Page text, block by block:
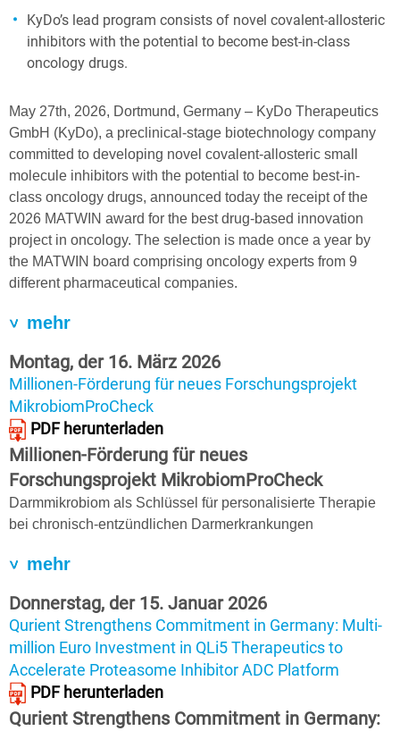
KyDo’s lead program consists of novel covalent-allosteric
inhibitors with the potential to become best-in-class
oncology drugs.
May 27th, 2026, Dortmund, Germany – KyDo Therapeutics
GmbH (KyDo), a preclinical-stage biotechnology company
committed to developing novel covalent-allosteric small
molecule inhibitors with the potential to become best-in-
class oncology drugs, announced today the receipt of the
2026 MATWIN award for the best drug-based innovation
project in oncology. The selection is made once a year by
the MATWIN board comprising oncology experts from 9
different pharmaceutical companies.
mehr
Montag, der 16. März 2026
Millionen-Förderung für neues Forschungsprojekt
MikrobiomProCheck
PDF herunterladen
Millionen-Förderung für neues
Forschungsprojekt MikrobiomProCheck
Darmmikrobiom als Schlüssel für personalisierte Therapie
bei chronisch-entzündlichen Darmerkrankungen
mehr
Donnerstag, der 15. Januar 2026
Qurient Strengthens Commitment in Germany: Multi-
million Euro Investment in QLi5 Therapeutics to
Accelerate Proteasome Inhibitor ADC Platform
PDF herunterladen
Qurient Strengthens Commitment in Germany: